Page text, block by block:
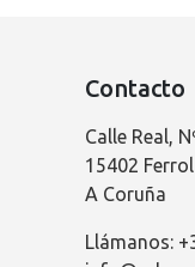
Contacto
Calle Real,
15402 Ferrol
A Coruña
Llámanos: